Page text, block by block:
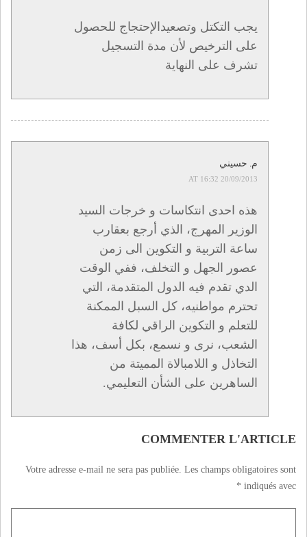
يجب التكتل وتصعيدالإحتجاج للحصول
على الترخيص لأن مدة التسجيل
تشرف على النهاية
م. حسيني
20/09/2013 AT 16:32
هذه احدى انتكاسات و خرجات السيد
الوزير المهرج، الذي أرجع بعقارب
ساعة التربية و التكوين الى زمن
عصور الجهل و التخلف، ففي الوقت
الدي تقدم فيه الدول المتقدمة، التي
تحترم مواطنيه، كل السبل الممكنة
للتعلم و التكوين الراقي لكافة
الشعب، نرى و نسمع، بكل أسف، هذا
التخاذل و اللامبالاة المميتة من
الساهرين على الشأن التعليمي.
COMMENTER L'ARTICLE
Votre adresse e-mail ne sera pas publiée. Les champs obligatoires sont
indiqués avec
*